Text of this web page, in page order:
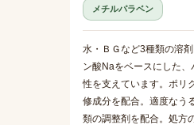
メチルパラベン
水・ＢＧなど3種類の溶
ン酸Naをベースにした
性を支えています。ポリ
修成分を配合。適度なう
類の調整剤を配合。処方